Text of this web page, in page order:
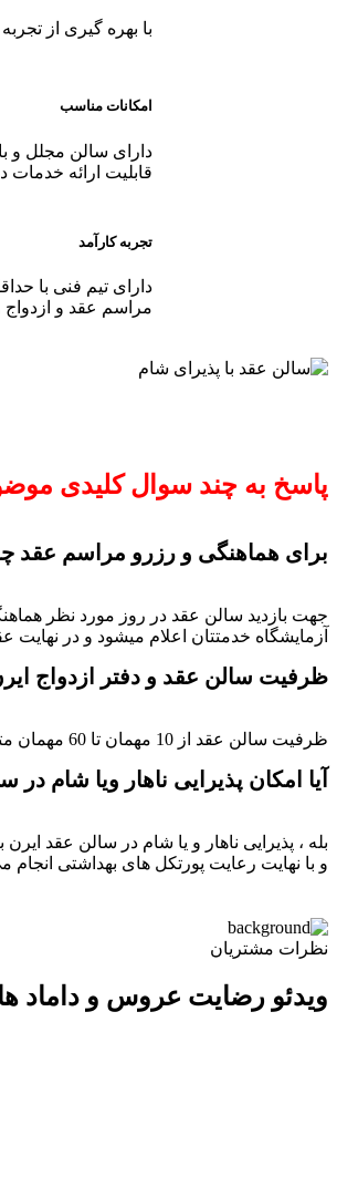
با بهره گیری از
امکانات مناسب
دارای سالن مجلل و
قابلیت ارائه خدمات در ۴ سانس
تجربه کارآمد
دارای تیم فنی با حداقل ۶ سال سابقه فعالیت در زمینه
مراسم عقد و
پاسخ به چند سوال کلیدی
برای هماهنگی و رزرو مراسم عقد چه
جهت بازدید سالن عقد در روز مورد نظر
آزمایشگاه خدمتتان اعلام میشود و در
ظرفیت سالن عقد و دفتر ازدواج
ظرفیت سالن عقد از 10 مهمان تا 60 مهمان متغیر میباشد .
آیا امکان پذیرایی ناهار ویا شام
بله ، پذیرایی ناهار و یا شام در سالن عقد
و با نهایت رعایت پورتکل های بهداشتی انجام
نظرات مشتریان
ویدئو رضایت عروس و داماد